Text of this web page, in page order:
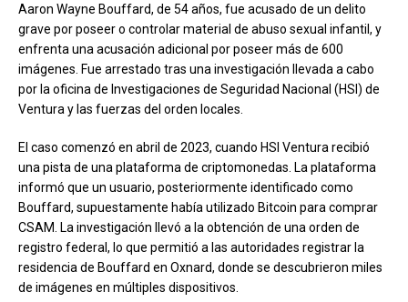
Aaron Wayne Bouffard, de 54 años, fue acusado de un delito
grave por poseer o controlar material de abuso sexual infantil, y
enfrenta una acusación adicional por poseer más de 600
imágenes. Fue arrestado tras una investigación llevada a cabo
por la oficina de Investigaciones de Seguridad Nacional (HSI) de
Ventura y las fuerzas del orden locales.
El caso comenzó en abril de 2023, cuando HSI Ventura recibió
una pista de una plataforma de criptomonedas. La plataforma
informó que un usuario, posteriormente identificado como
Bouffard, supuestamente había utilizado Bitcoin para comprar
CSAM. La investigación llevó a la obtención de una orden de
registro federal, lo que permitió a las autoridades registrar la
residencia de Bouffard en Oxnard, donde se descubrieron miles
de imágenes en múltiples dispositivos.